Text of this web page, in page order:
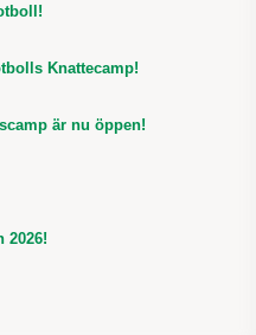
Knattecamp!
är nu öppen!
2026!